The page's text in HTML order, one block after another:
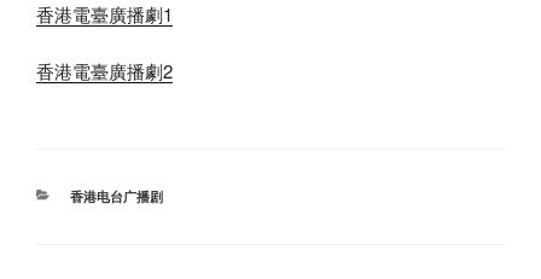
香港電臺廣播劇1
香港電臺廣播劇2
分
香港电台广播剧